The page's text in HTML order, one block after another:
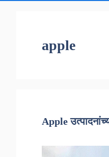
apple
Apple